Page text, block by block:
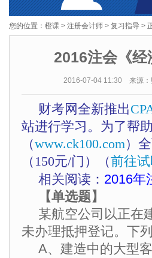
您的位置： 橙课 > 注册会计师 > 复习指导 >
2016注会《
2016-07-04 11:30 来源：
财考网全新推出
站进行学习。为了帮
（www.ck100.com）
（150元/门）（前往
相关阅读： 2016年
【单选题】
某航空公司以正在
未办理抵押登记。下
A、建造中的大型